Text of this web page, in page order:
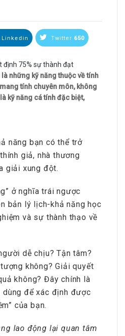
Linkedin Twitter 650
là những kỹ năng thuộc về tính
tính chuyên môn, không
kỹ năng cá tính đặc biệt,
năng bạn có thể trở
giả, nhà thương
giải xung đột.
ở nghĩa trái ngược
bản lý lịch-khả năng học
và sự thành thạo về
dễ chịu? Tận tâm?
không? Giải quyết
không? Đây chính là
dùng để xác định được
của bạn.
lao động lại quan tâm